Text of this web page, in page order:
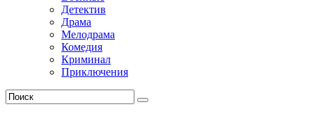
Детектив
Драма
Мелодрама
Комедия
Криминал
Приключения